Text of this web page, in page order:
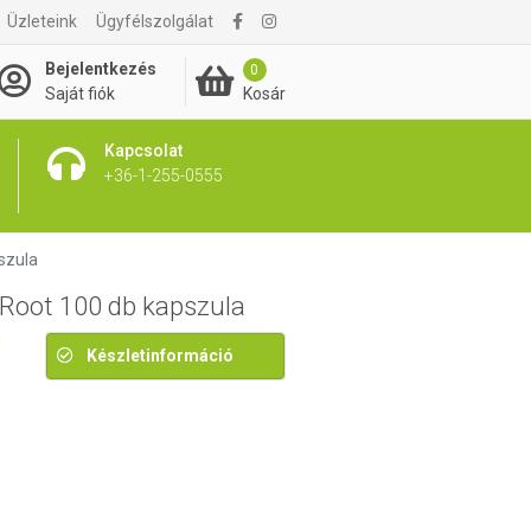
Üzleteink Ügyfélszolgálat
Bejelentkezés
Saját fiók
0
Kosár
Kapcsolat
+36-1-255-0555
4 095 Ft
100 db kapszula
Készletinformáció